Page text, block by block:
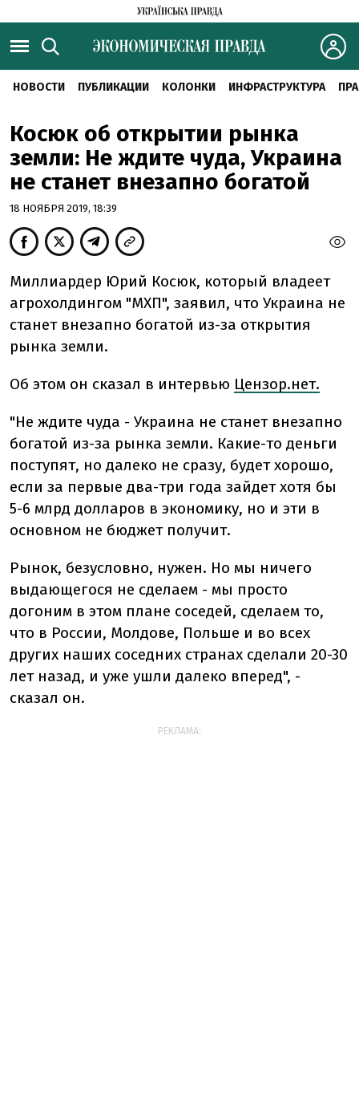
НОВОСТИ ПУБЛИКАЦИИ КОЛОНКИ ИНФРАСТРУКТУРА
Косюк об открытии рынка
земли: Не ждите чуда, Украина
не станет внезапно богатой
18 НОЯБРЯ 2019, 18:39
Миллиардер Юрий Косюк, который владеет
агрохолдингом "МХП", заявил, что Украина не
станет внезапно богатой из-за открытия
рынка земли.
Об этом он сказал в интервью Цензор.нет.
"Не ждите чуда - Украина не станет внезапно
богатой из-за рынка земли. Какие-то деньги
поступят, но далеко не сразу, будет хорошо,
если за первые два-три года зайдет хотя бы
5-6 млрд долларов в экономику, но и эти в
основном не бюджет получит.
Рынок, безусловно, нужен. Но мы ничего
выдающегося не сделаем - мы просто
догоним в этом плане соседей, сделаем то,
что в России, Молдове, Польше и во всех
других наших соседних странах сделали 20-30
лет назад, и уже ушли далеко вперед", -
сказал он.
РЕКЛАМА: